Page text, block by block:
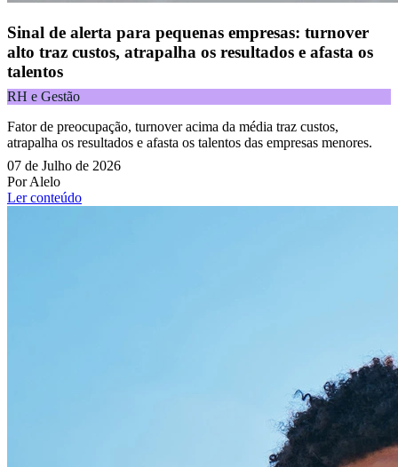
Sinal de alerta para pequenas empresas: turnover
alto traz custos, atrapalha os resultados e afasta os
talentos
RH e Gestão
Fator de preocupação, turnover acima da média traz custos,
atrapalha os resultados e afasta os talentos das empresas menores.
07 de Julho de 2026
Por Alelo
Ler conteúdo